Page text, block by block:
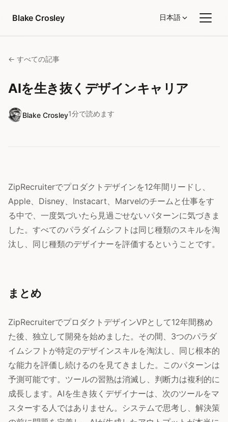
Blake Crosley
日本語
← すべての記事
AIを生き抜くデザインキャリア
Blake Crosley1分で読めます
ZipRecruiterでプロダクトデザインを12年間リードし、
Apple、Disney、Instacart、Marvelのチームと仕事をす
る中で、一度気づいたら見過ごせないパターンに気づきま
した。すべてのパラダイムシフトは同じ種類のスキルを淘
汰し、同じ種類のデザイナーを評価するということです。
まとめ
ZipRecruiterでプロダクトデザインVPとして12年間務め
た後、独立して開発を始めました。その間、3つのパラダ
イムシフトが特定のデザインスキルを淘汰し、同じ根本的
な能力を評価し続けるのを見てきました。このパターンは
予測可能です。ツールの習熟は消滅し、判断力は複利的に
成長します。AIを生き抜くデザイナーは、次のツールをマ
スターする人ではありません。システムで思考し、解決策